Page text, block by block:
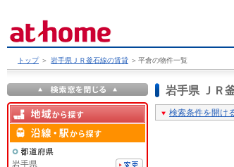
トップ ＞ 岩手県ＪＲ釜石線の賃貸 ＞ 平倉の物件一覧
岩手県 ＪＲ
検索条件を開け
岩手県